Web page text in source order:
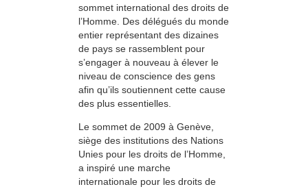
sommet international des droits de
l’Homme. Des délégués du monde
entier représentant des dizaines
de pays se rassemblent pour
s’engager à nouveau à élever le
niveau de conscience des gens
afin qu’ils soutiennent cette cause
des plus essentielles.
Le sommet de 2009 à Genève,
siège des institutions des Nations
Unies pour les droits de l’Homme,
a inspiré une marche
internationale pour les droits de